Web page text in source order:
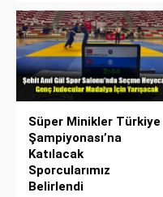
Süper Minikler Türkiye
Şampiyonası’na
Katılacak
Sporcularımız
Belirlendi